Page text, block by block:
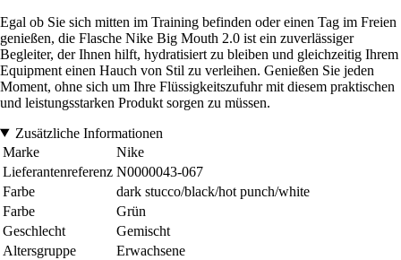
Egal ob Sie sich mitten im Training befinden oder einen Tag im Freien
genießen, die Flasche Nike Big Mouth 2.0 ist ein zuverlässiger
Begleiter, der Ihnen hilft, hydratisiert zu bleiben und gleichzeitig Ihrem
Equipment einen Hauch von Stil zu verleihen. Genießen Sie jeden
Moment, ohne sich um Ihre Flüssigkeitszufuhr mit diesem praktischen
und leistungsstarken Produkt sorgen zu müssen.
Zusätzliche Informationen
Marke
Nike
Lieferantenreferenz N0000043-067
Farbe
dark stucco/black/hot punch/white
Farbe
Grün
Geschlecht
Gemischt
Altersgruppe
Erwachsene